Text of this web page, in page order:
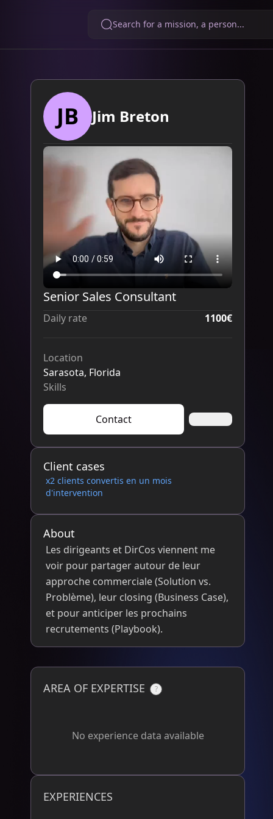
Search for a mission, a person...
JB Jim Breton
Senior Sales Consultant
Daily rate 1100€
Location
Sarasota, Florida
Skills
Contact
Client cases
x2 clients convertis en un mois
d'intervention
About
Les dirigeants et DirCos viennent me
voir pour partager autour de leur
approche commerciale (Solution vs.
Problème), leur closing (Business Case),
et pour anticiper les prochains
recrutements (Playbook).
AREA OF EXPERTISE ?
No experience data available
EXPERIENCES